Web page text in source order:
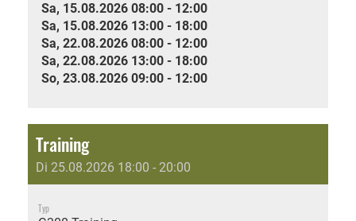
Sa, 15.08.2026 08:00 - 12:00
Sa, 15.08.2026 13:00 - 18:00
Sa, 22.08.2026 08:00 - 12:00
Sa, 22.08.2026 13:00 - 18:00
So, 23.08.2026 09:00 - 12:00
Training
Di 25.08.2026 18:00 - 20:00
Typ